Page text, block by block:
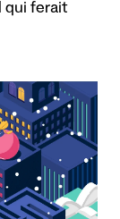
qui ferait